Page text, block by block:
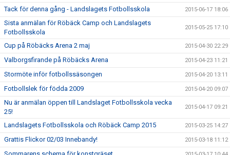
Tack för denna gång - Landslagets Fotbollsskola 2015-06-17 18:06
Sista anmälan för Röbäck Camp och Landslagets
Fotbollsskola
2015-05-25 17:10
Cup på Röbäcks Arena 2 maj 2015-04-30 22:29
Valborgsfirande på Röbäcks Arena 2015-04-23 11:21
Stormöte inför fotbollssäsongen 2015-04-20 13:11
Fotbollslek för födda 2009 2015-04-20 09:07
Nu är anmälan öppen till Landslaget Fotbollsskola vecka
25!
2015-04-17 09:21
Landslagets Fotbollsskola och Röbäck Camp 2015 2015-03-25 14:27
Grattis Flickor 02/03 Innebandy! 2015-03-18 11:12